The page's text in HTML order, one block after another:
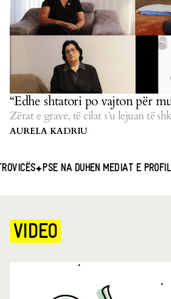
“Edhe shtatori po vajton për
Zërat e grave, të cilat s’u lejuan të
AURELA KADRIU
PSE NA DUHEN MEDIAT E PROFILIZUARA?
VIDEO